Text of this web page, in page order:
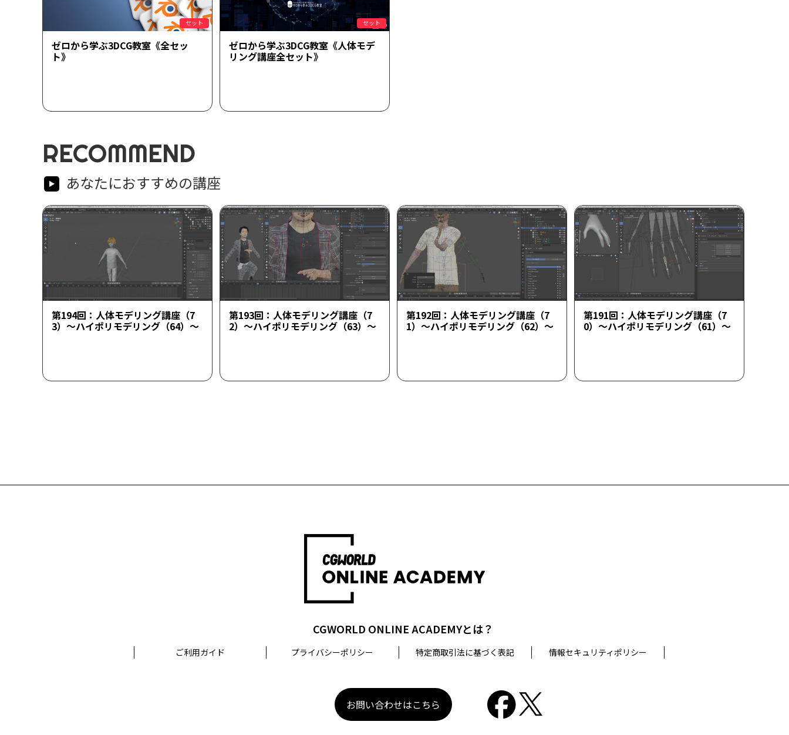
セット
ゼロから学ぶ3DCG教室《全セッ
ト》
セット
ゼロから学ぶ3DCG教室《人体モデ
リング講座全セット》
RECOMMEND
あなたにおすすめの講座
第194回：人体モデリング講座（7
3）～ハイポリモデリング（64）～
第193回：人体モデリング講座（7
2）～ハイポリモデリング（63）～
第192回：人体モデリング講座（7
1）～ハイポリモデリング（62）～
第191回：人体モデリング講座（7
0）～ハイポリモデリング（61）～
CGWORLD ONLINE ACADEMYとは？
ご利用ガイド プライバシーポリシー 特定商取引法に基づく表記 情報セキュリティポリシー
お問い合わせはこちら